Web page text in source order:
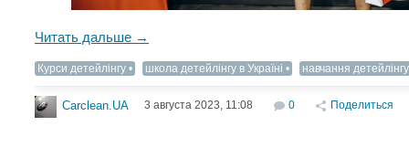
Читать дальше →
Курси детейлінгу школа детейлінгу в Україні навчання детейлінгу
Carclean.UA 3 августа 2023, 11:08 0 Поделиться